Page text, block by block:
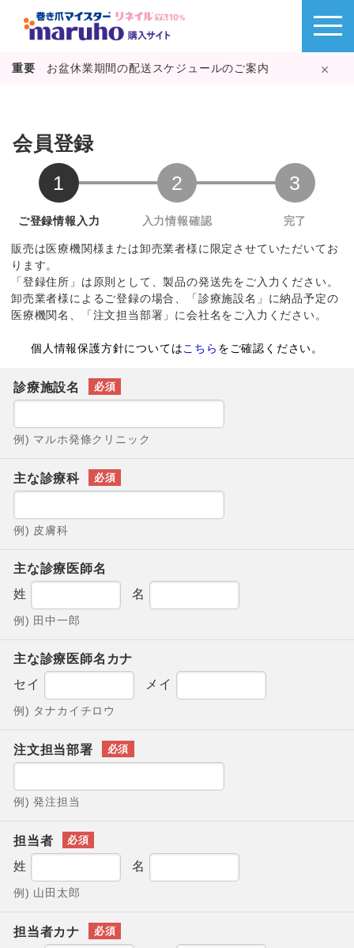
重要 お盆休業期間の配送スケジュールのご案内
会員登録
販売は医療機関様または卸売業者様に限定させていただいてお
ります。
「登録住所」は原則として、製品の発送先をご入力ください。
卸売業者様によるご登録の場合、「診療施設名」に納品予定の
医療機関名、「注文担当部署」に会社名をご入力ください。
個人情報保護方針についてはこちら をご確認ください。
診療施設名
例) マルホ発條クリニック
主な診療科
例) 皮膚科
主な診療医師名
姓
名
例) 田中一郎
主な診療医師名カナ
セイ
メイ
例) タナカイチロウ
注文担当部署
例) 発注担当
担当者
姓
名
例) 山田太郎
担当者カナ